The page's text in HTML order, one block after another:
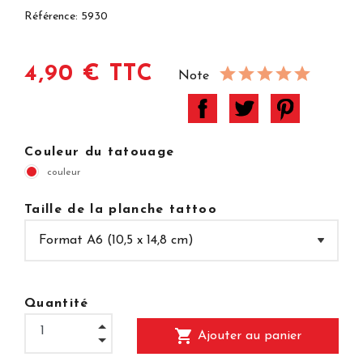
Référence: 5930
4,90 € TTC Note
Couleur du tatouage
couleur
Taille de la planche tattoo
Quantité
shopping_cart Ajouter au panier